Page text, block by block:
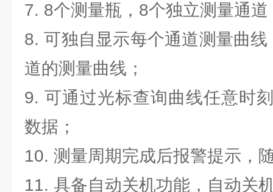
7. 8个测量瓶，8个独立测量通道
8. 可独自显示每个通道测量曲
道的测量曲线；
9. 可通过光标查询曲线任意时
数据；
10. 测量周期完成后报警提示，
11. 具备自动关机功能，自动关